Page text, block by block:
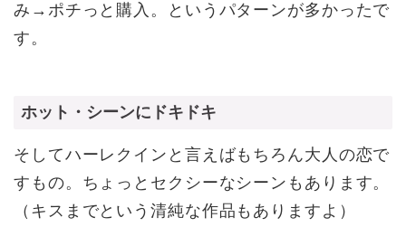
み→ポチっと購入。というパターンが多かったで
す。
ホット・シーンにドキドキ
そしてハーレクインと言えばもちろん大人の恋で
すもの。ちょっとセクシーなシーンもあります。
（キスまでという清純な作品もありますよ）